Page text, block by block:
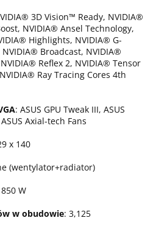
3D Vision™ Ready, NVIDIA®
NVIDIA® Ansel Technology,
Highlights, NVIDIA® G-
Broadcast, NVIDIA®
Reflex 2, NVIDIA® Tensor
Ray Tracing Cores 4th
: ASUS GPU Tweak III, ASUS
Axial-tech Fans
x 140
(wentylator+radiator)
W
w obudowie: 3,125